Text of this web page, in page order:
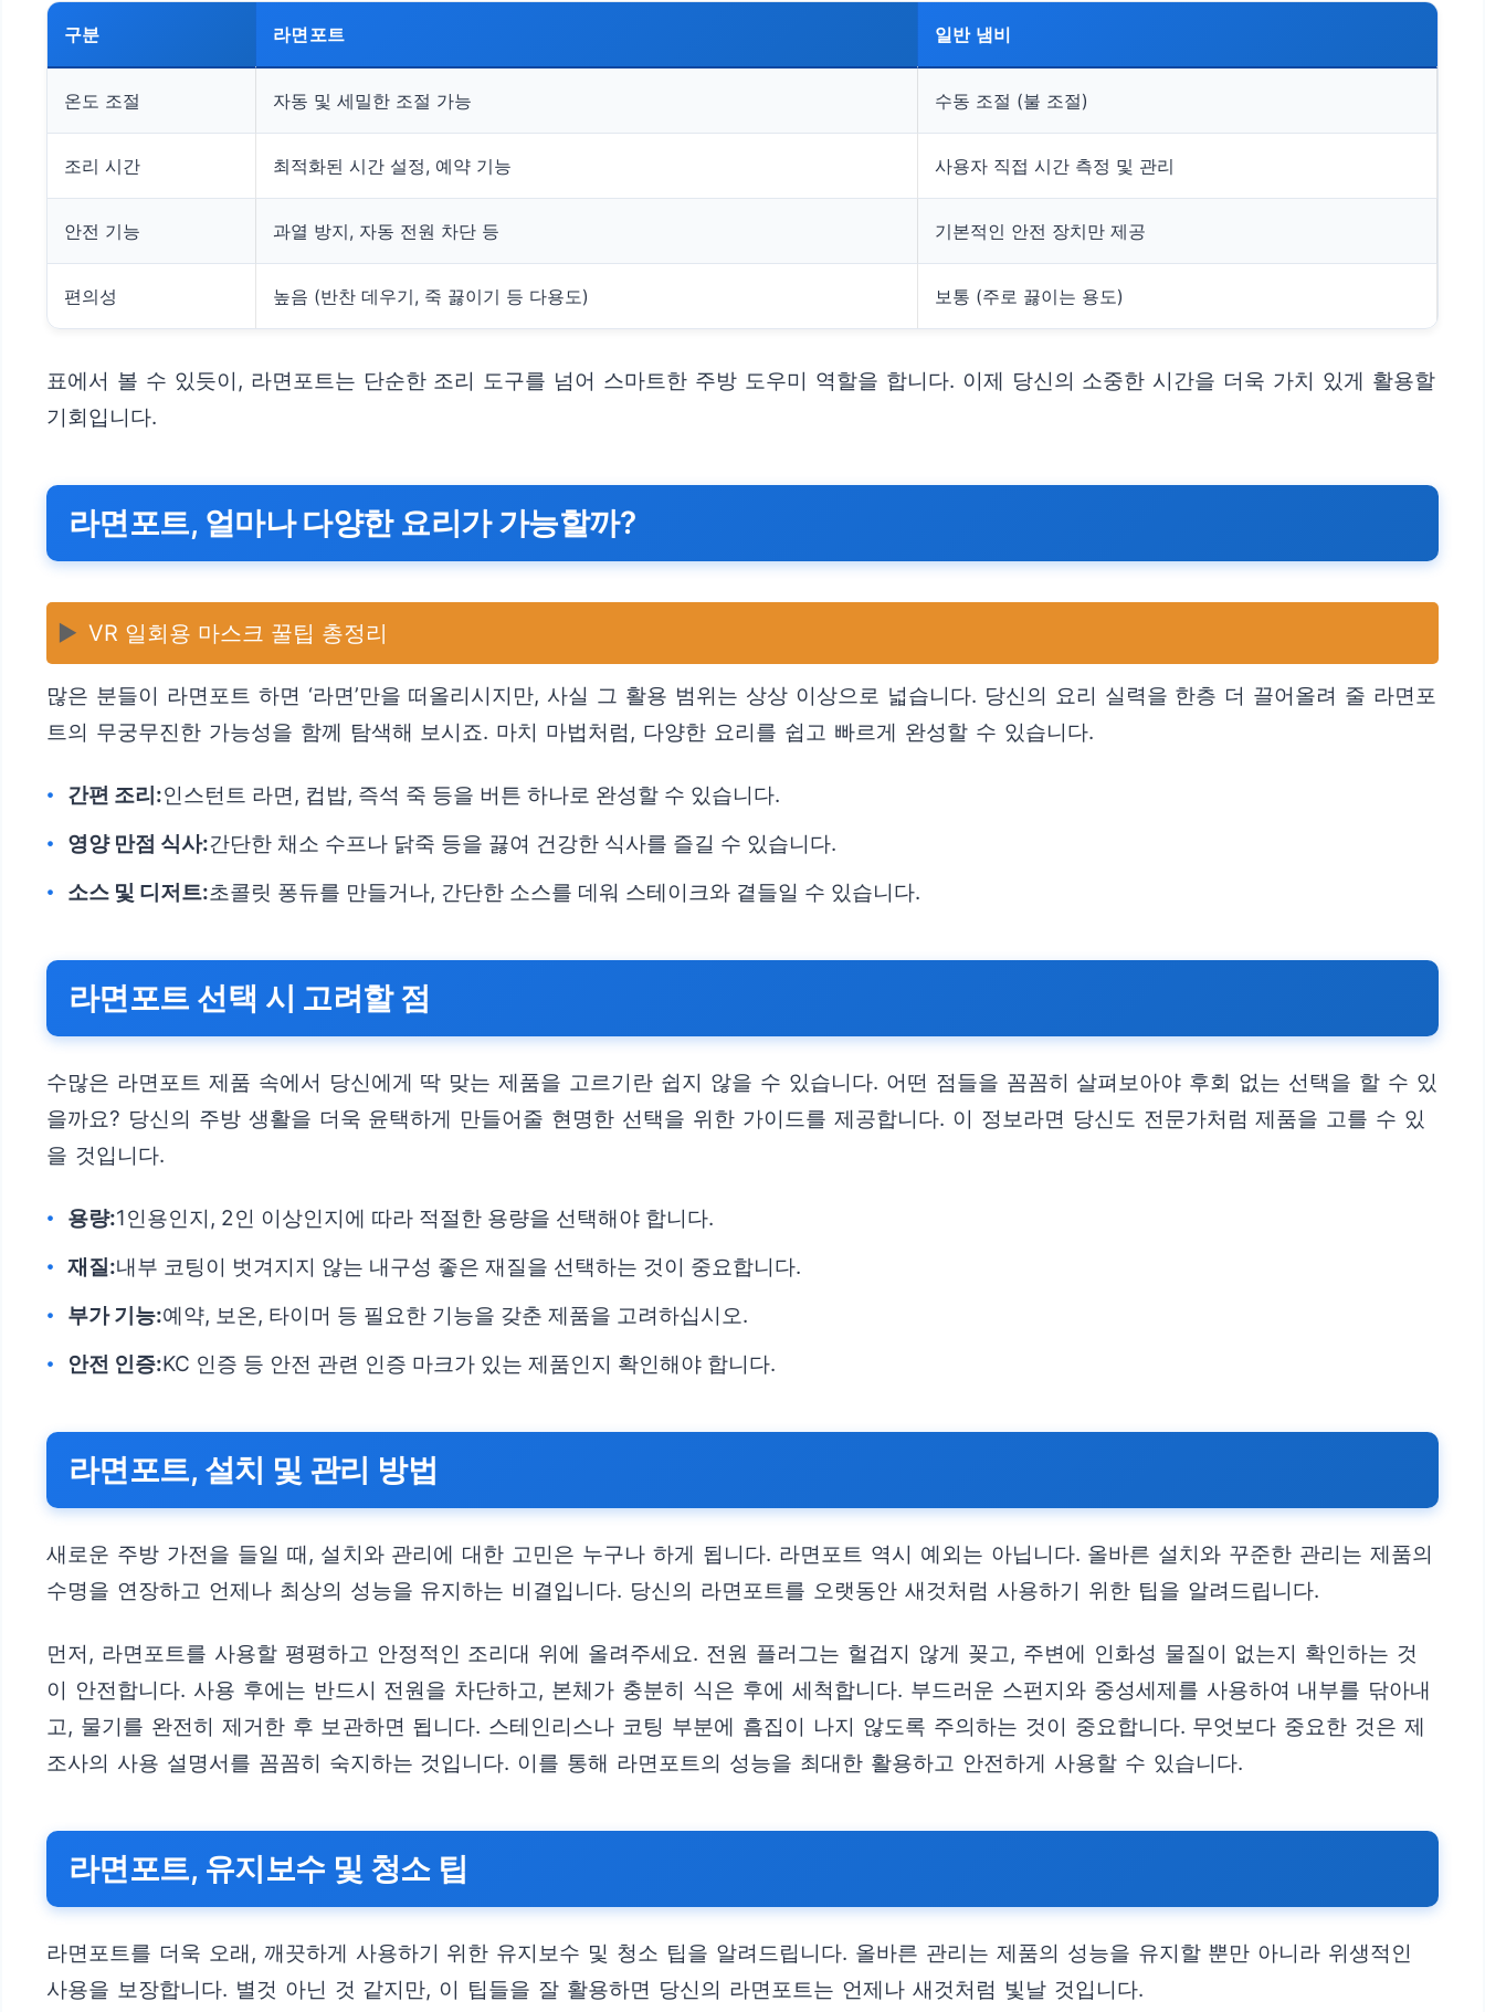
구분 라면포트 일반 냄비
온도 조절 자동 및 세밀한 조절 가능 수동 조절 (불 조절)
조리 시간 최적화된 시간 설정, 예약 기능 사용자 직접 시간 측정 및 관리
안전 기능 과열 방지, 자동 전원 차단 등 기본적인 안전 장치만 제공
편의성 높음 (반찬 데우기, 죽 끓이기 등 다용도) 보통 (주로 끓이는 용도)
표에서 볼 수 있듯이, 라면포트는 단순한 조리 도구를 넘어 스마트한 주방 도우미 역할을 합니다. 이제 당신의 소중한 시간을 더욱 가치 있게 활용할
기회입니다.
라면포트, 얼마나 다양한 요리가 가능할까?
▶️ VR 일회용 마스크 꿀팁 총정리
많은 분들이 라면포트 하면 ‘라면’만을 떠올리시지만, 사실 그 활용 범위는 상상 이상으로 넓습니다. 당신의 요리 실력을 한층 더 끌어올려 줄 라면포
트의 무궁무진한 가능성을 함께 탐색해 보시죠. 마치 마법처럼, 다양한 요리를 쉽고 빠르게 완성할 수 있습니다.
간편 조리:인스턴트 라면, 컵밥, 즉석 죽 등을 버튼 하나로 완성할 수 있습니다.
영양 만점 식사:간단한 채소 수프나 닭죽 등을 끓여 건강한 식사를 즐길 수 있습니다.
소스 및 디저트:초콜릿 퐁듀를 만들거나, 간단한 소스를 데워 스테이크와 곁들일 수 있습니다.
라면포트 선택 시 고려할 점
수많은 라면포트 제품 속에서 당신에게 딱 맞는 제품을 고르기란 쉽지 않을 수 있습니다. 어떤 점들을 꼼꼼히 살펴보아야 후회 없는 선택을 할 수 있
을까요? 당신의 주방 생활을 더욱 윤택하게 만들어줄 현명한 선택을 위한 가이드를 제공합니다. 이 정보라면 당신도 전문가처럼 제품을 고를 수 있
을 것입니다.
용량:1인용인지, 2인 이상인지에 따라 적절한 용량을 선택해야 합니다.
재질:내부 코팅이 벗겨지지 않는 내구성 좋은 재질을 선택하는 것이 중요합니다.
부가 기능:예약, 보온, 타이머 등 필요한 기능을 갖춘 제품을 고려하십시오.
안전 인증:KC 인증 등 안전 관련 인증 마크가 있는 제품인지 확인해야 합니다.
라면포트, 설치 및 관리 방법
새로운 주방 가전을 들일 때, 설치와 관리에 대한 고민은 누구나 하게 됩니다. 라면포트 역시 예외는 아닙니다. 올바른 설치와 꾸준한 관리는 제품의
수명을 연장하고 언제나 최상의 성능을 유지하는 비결입니다. 당신의 라면포트를 오랫동안 새것처럼 사용하기 위한 팁을 알려드립니다.
먼저, 라면포트를 사용할 평평하고 안정적인 조리대 위에 올려주세요. 전원 플러그는 헐겁지 않게 꽂고, 주변에 인화성 물질이 없는지 확인하는 것
이 안전합니다. 사용 후에는 반드시 전원을 차단하고, 본체가 충분히 식은 후에 세척합니다. 부드러운 스펀지와 중성세제를 사용하여 내부를 닦아내
고, 물기를 완전히 제거한 후 보관하면 됩니다. 스테인리스나 코팅 부분에 흠집이 나지 않도록 주의하는 것이 중요합니다. 무엇보다 중요한 것은 제
조사의 사용 설명서를 꼼꼼히 숙지하는 것입니다. 이를 통해 라면포트의 성능을 최대한 활용하고 안전하게 사용할 수 있습니다.
라면포트, 유지보수 및 청소 팁
라면포트를 더욱 오래, 깨끗하게 사용하기 위한 유지보수 및 청소 팁을 알려드립니다. 올바른 관리는 제품의 성능을 유지할 뿐만 아니라 위생적인
사용을 보장합니다. 별것 아닌 것 같지만, 이 팁들을 잘 활용하면 당신의 라면포트는 언제나 새것처럼 빛날 것입니다.